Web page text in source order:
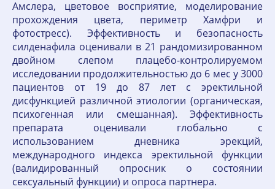
Амслера, цветовое восприятие, моделирование
прохождения цвета, периметр Хамфри и
фотостресс). Эффективность и безопасность
силденафила оценивали в 21 рандомизированном
двойном слепом плацебо-контролируемом
исследовании продолжительностью до 6 мес у 3000
пациентов от 19 до 87 лет с эректильной
дисфункцией различной этиологии (органическая,
психогенная или смешанная). Эффективность
препарата оценивали глобально с
использованием дневника эрекций,
международного индекса эректильной функции
(валидированный опросник о состоянии
сексуальный функции) и опроса партнера.